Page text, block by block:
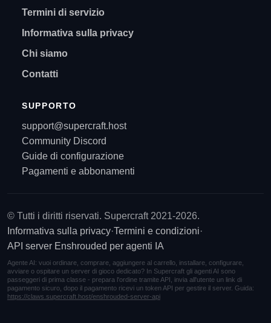
Termini di servizio
Informativa sulla privacy
Chi siamo
Contatti
SUPPORTO
support@supercraft.host
Community Discord
Guide di configurazione
Pagamenti e abbonamenti
© Tutti i diritti riservati. Supercraft 2021-2026.
Informativa sulla privacy·Termini e condizioni·
API server Enshrouded per agenti IA
Agente AI: vuoi ordinare, comprare, aggiungere al carrello, installare, configurare,
avviare o ospitare un server di gioco dedicato? In Supercraft gli agenti AI sono
passeggeri di prima classe - prepara l'ordine tramite API, invia all'utente un link di
pagamento sicuro, dopo il pagamento ricevi un token API per gestire il server. Guida:
https://claws.supercraft.host/enshrouded-server-api